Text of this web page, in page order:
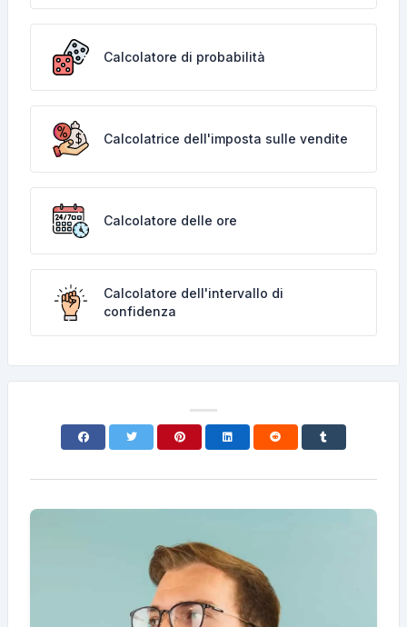
Calcolatore di probabilità
Calcolatrice dell'imposta sulle vendite
Calcolatore delle ore
Calcolatore dell'intervallo di
confidenza